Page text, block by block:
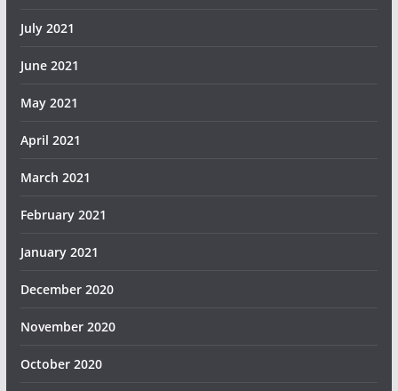
July 2021
June 2021
May 2021
April 2021
March 2021
February 2021
January 2021
December 2020
November 2020
October 2020